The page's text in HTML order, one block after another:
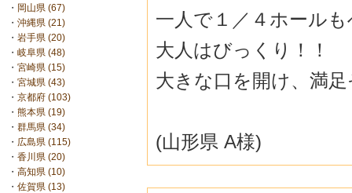
・ 岡山県 (67)
・ 沖縄県 (21)
・ 岩手県 (20)
・ 岐阜県 (48)
・ 宮崎県 (15)
・ 宮城県 (43)
・ 京都府 (103)
・ 熊本県 (19)
・ 群馬県 (34)
・ 広島県 (115)
・ 香川県 (20)
・ 高知県 (10)
・ 佐賀県 (13)
一人で１／４ホール
大人はびっくり！！
大きな口を開け、満
(山形県 A様)